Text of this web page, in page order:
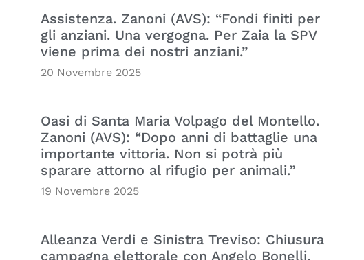
Assistenza. Zanoni (AVS): “Fondi finiti per
gli anziani. Una vergogna. Per Zaia la SPV
viene prima dei nostri anziani.”
20 Novembre 2025
Oasi di Santa Maria Volpago del Montello.
Zanoni (AVS): “Dopo anni di battaglie una
importante vittoria. Non si potrà più
sparare attorno al rifugio per animali.”
19 Novembre 2025
Alleanza Verdi e Sinistra Treviso: Chiusura
campagna elettorale con Angelo Bonelli.